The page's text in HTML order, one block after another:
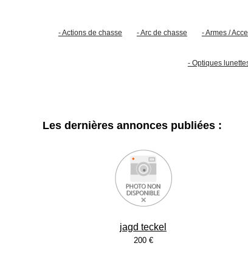
- Actions de chasse - Arc de chasse - Armes /
- Optiques
Les dernières annonces publiées :
jagd teckel
200 €